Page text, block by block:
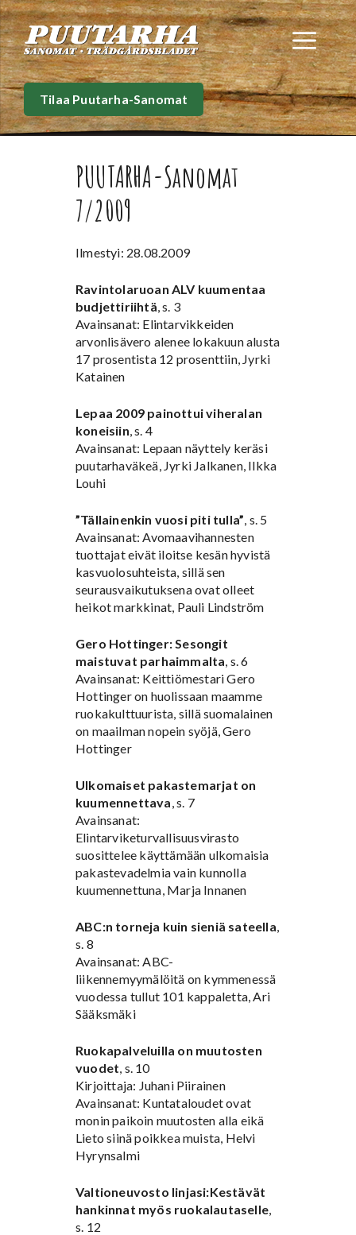
Siirry
sisältöön
Tilaa Puutarha-Sanomat
PUUTARHA-Sanomat
7/2009
Ilmestyi: 28.08.2009
Ravintolaruoan ALV kuumentaa
budjettiriihtä, s. 3
Avainsanat: Elintarvikkeiden
arvonlisävero alenee lokakuun alusta
17 prosentista 12 prosenttiin, Jyrki
Katainen
Lepaa 2009 painottui viheralan
koneisiin, s. 4
Avainsanat: Lepaan näyttely keräsi
puutarhaväkeä, Jyrki Jalkanen, Ilkka
Louhi
”Tällainenkin vuosi piti tulla”, s. 5
Avainsanat: Avomaavihannesten
tuottajat eivät iloitse kesän hyvistä
kasvuolosuhteista, sillä sen
seurausvaikutuksena ovat olleet
heikot markkinat, Pauli Lindström
Gero Hottinger: Sesongit
maistuvat parhaimmalta, s. 6
Avainsanat: Keittiömestari Gero
Hottinger on huolissaan maamme
ruokakulttuurista, sillä suomalainen
on maailman nopein syöjä, Gero
Hottinger
Ulkomaiset pakastemarjat on
kuumennettava, s. 7
Avainsanat:
Elintarviketurvallisuusvirasto
suosittelee käyttämään ulkomaisia
pakastevadelmia vain kunnolla
kuumennettuna, Marja Innanen
ABC:n torneja kuin sieniä sateella,
s. 8
Avainsanat: ABC-
liikennemyymälöitä on kymmenessä
vuodessa tullut 101 kappaletta, Ari
Sääksmäki
Ruokapalveluilla on muutosten
vuodet, s. 10
Kirjoittaja: Juhani Piirainen
Avainsanat: Kuntataloudet ovat
monin paikoin muutosten alla eikä
Lieto siinä poikkea muista, Helvi
Hyrynsalmi
Valtioneuvosto linjasi:Kestävät
hankinnat myös ruokalautaselle,
s. 12